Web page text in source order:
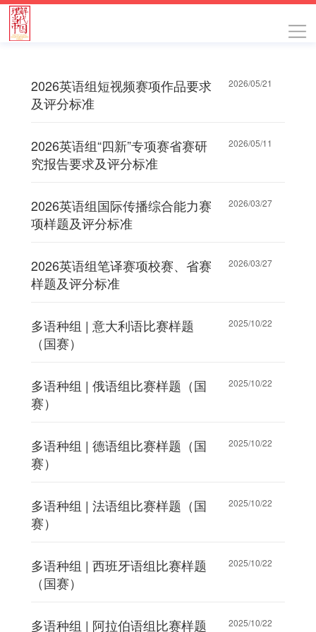
2026英语组短视频赛项作品要求
及评分标准
2026/05/21
2026英语组“四新”专项赛省赛研
究报告要求及评分标准
2026/05/11
2026英语组国际传播综合能力赛
项样题及评分标准
2026/03/27
2026英语组笔译赛项校赛、省赛
样题及评分标准
2026/03/27
多语种组 | 意大利语比赛样题
（国赛）
2025/10/22
多语种组 | 俄语组比赛样题（国
赛）
2025/10/22
多语种组 | 德语组比赛样题（国
赛）
2025/10/22
多语种组 | 法语组比赛样题（国
赛）
2025/10/22
多语种组 | 西班牙语组比赛样题
（国赛）
2025/10/22
多语种组 | 阿拉伯语组比赛样题 2025/10/22